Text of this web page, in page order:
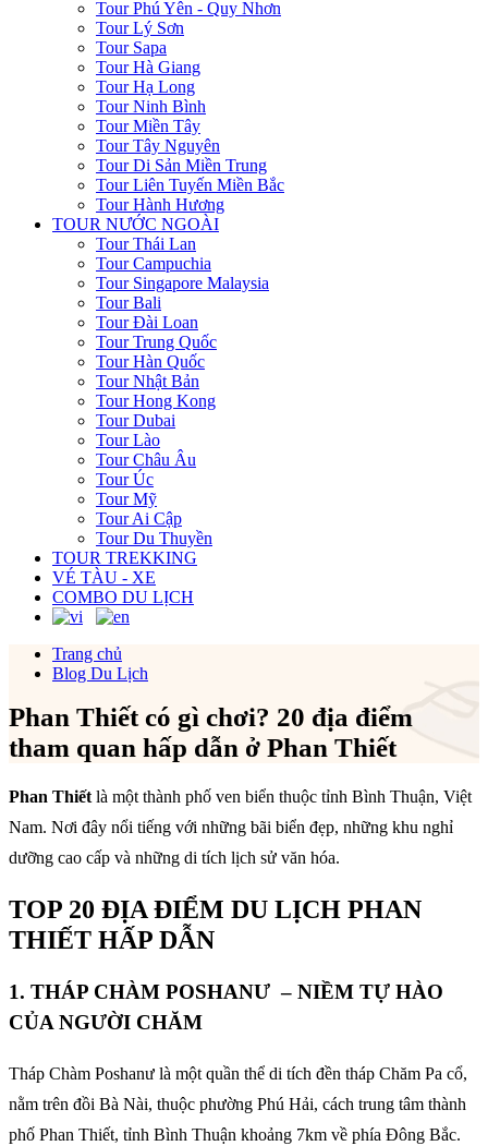
Tour Phú Yên - Quy Nhơn
Tour Lý Sơn
Tour Sapa
Tour Hà Giang
Tour Hạ Long
Tour Ninh Bình
Tour Miền Tây
Tour Tây Nguyên
Tour Di Sản Miền Trung
Tour Liên Tuyến Miền Bắc
Tour Hành Hương
TOUR NƯỚC NGOÀI
Tour Thái Lan
Tour Campuchia
Tour Singapore Malaysia
Tour Bali
Tour Đài Loan
Tour Trung Quốc
Tour Hàn Quốc
Tour Nhật Bản
Tour Hong Kong
Tour Dubai
Tour Lào
Tour Châu Âu
Tour Úc
Tour Mỹ
Tour Ai Cập
Tour Du Thuyền
TOUR TREKKING
VÉ TÀU - XE
COMBO DU LỊCH
Trang chủ
Blog Du Lịch
Phan Thiết có gì chơi? 20 địa điểm
tham quan hấp dẫn ở Phan Thiết
Phan Thiết là một thành phố ven biển thuộc tỉnh Bình Thuận, Việt
Nam. Nơi đây nổi tiếng với những bãi biển đẹp, những khu nghỉ
dưỡng cao cấp và những di tích lịch sử văn hóa.
TOP 20 ĐỊA ĐIỂM DU LỊCH PHAN
THIẾT HẤP DẪN
1. THÁP CHÀM POSHANƯ – NIỀM TỰ HÀO
CỦA NGƯỜI CHĂM
Tháp Chàm Poshanư là một quần thể di tích đền tháp Chăm Pa cổ,
nằm trên đồi Bà Nài, thuộc phường Phú Hải, cách trung tâm thành
phố Phan Thiết, tỉnh Bình Thuận khoảng 7km về phía Đông Bắc.